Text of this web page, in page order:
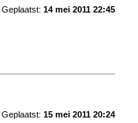
Geplaatst: 14 mei 2011 22:45
Geplaatst: 15 mei 2011 20:24